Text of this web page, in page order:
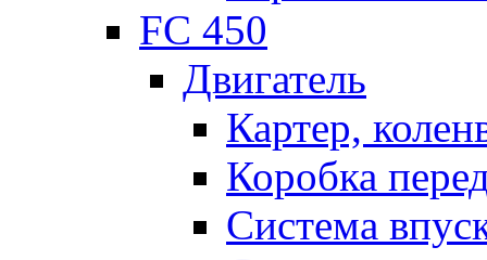
FC 450
Двигатель
Картер,
Коробка
Система